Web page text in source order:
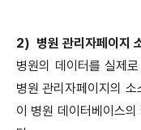
2) 병원 관리자페이지
병원의 데이터를 실제
병원 관리자페이지의
이 병원 데이터베이스